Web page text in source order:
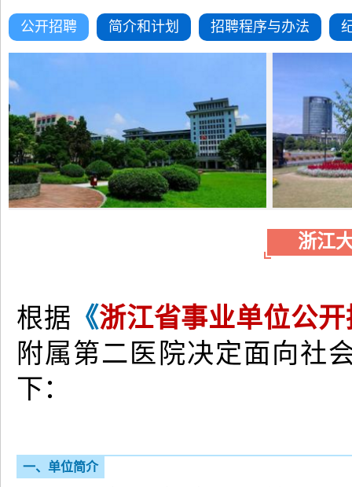
公开招聘 简介和计划 招聘程序与办法
浙江
根据 《浙江省事业单位公
附属第二医院决定面向社
下：
一、单位简介